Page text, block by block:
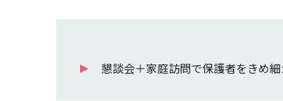
懇談会＋家庭訪問で保護者をきめ